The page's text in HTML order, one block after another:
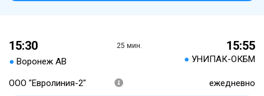
15:30
● Воронеж АВ
25 мин. 15:55
● УНИПАК-ОКБМ
ООО "Евролиния-2" ежедневно